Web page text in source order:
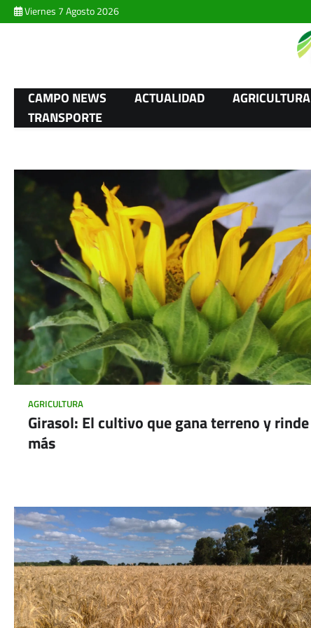
Skip
to
Viernes 7 Agosto 2026
CAMPO NEWS ACTUALIDAD AGRICULTURA
TRANSPORTE
AGRICULTURA
Girasol: El cultivo que gana terreno y rinde
más